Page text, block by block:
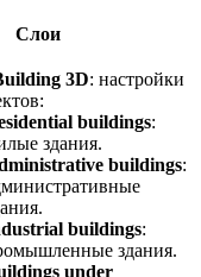
Слои
3D: настройки
buildings:
здания.
buildings:
buildings:
здания.
under